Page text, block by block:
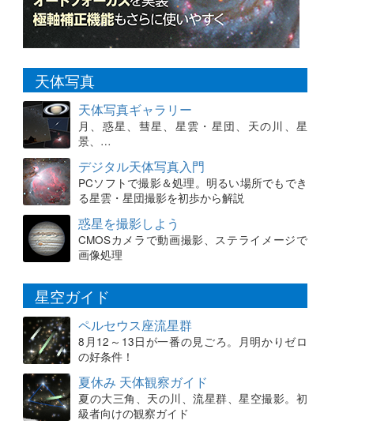
天体写真
天体写真ギャラリー
月、惑星、彗星、星雲・星団、天の川、星
景、…
デジタル天体写真入門
PCソフトで撮影＆処理。明るい場所でもでき
る星雲・星団撮影を初歩から解説
惑星を撮影しよう
CMOSカメラで動画撮影、ステライメージで
画像処理
星空ガイド
ペルセウス座流星群
8月12～13日が一番の見ごろ。月明かりゼロ
の好条件！
夏休み 天体観察ガイド
夏の大三角、天の川、流星群、星空撮影。初
級者向けの観察ガイド